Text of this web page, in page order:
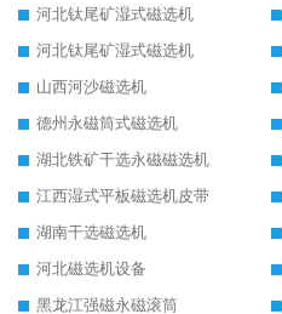
河北钛尾矿湿式磁选机
河北钛尾矿湿式磁选机
山西河沙磁选机
德州永磁筒式磁选机
湖北铁矿干选永磁磁选机
江西湿式平板磁选机皮带
湖南干选磁选机
河北磁选机设备
黑龙江强磁永磁滚筒